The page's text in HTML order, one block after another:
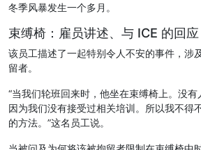
冬季风暴发生一个多月。
束缚椅：雇员讲述、与 ICE 的回应
该员工描述了一起特别令人不安的事件，涉
留者。
“当我们轮班回来时，他坐在束缚椅上。没有
因为我们没有接受过相关培训。所以我不得
的方法。”这名员工说。